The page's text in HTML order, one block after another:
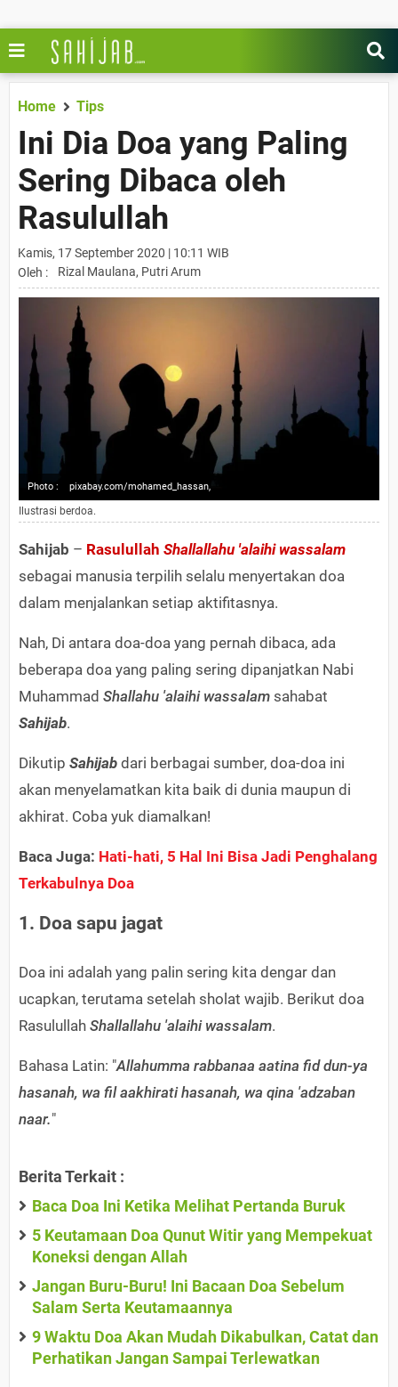
Home Tips
Ini Dia Doa yang Paling
Sering Dibaca oleh
Rasulullah
Kamis, 17 September 2020 | 10:11 WIB
Oleh :
Rizal Maulana, Putri Arum
Photo : pixabay.com/mohamed_hassan,
Ilustrasi berdoa.
Sahijab – Rasulullah Shallallahu 'alaihi wassalam
sebagai manusia terpilih selalu menyertakan doa
dalam menjalankan setiap aktifitasnya.
Nah, Di antara doa-doa yang pernah dibaca, ada
beberapa doa yang paling sering dipanjatkan Nabi
Muhammad Shallahu 'alaihi wassalam sahabat
Sahijab.
Dikutip Sahijab dari berbagai sumber, doa-doa ini
akan menyelamatkan kita baik di dunia maupun di
akhirat. Coba yuk diamalkan!
Baca Juga: Hati-hati, 5 Hal Ini Bisa Jadi Penghalang
Terkabulnya Doa
1. Doa sapu jagat
Doa ini adalah yang palin sering kita dengar dan
ucapkan, terutama setelah sholat wajib. Berikut doa
Rasulullah Shallallahu 'alaihi wassalam.
Bahasa Latin: "Allahumma rabbanaa aatina fid dun-ya
hasanah, wa fil aakhirati hasanah, wa qina 'adzaban
naar."
Berita Terkait :
Baca Doa Ini Ketika Melihat Pertanda Buruk
5 Keutamaan Doa Qunut Witir yang Mempekuat
Koneksi dengan Allah
Jangan Buru-Buru! Ini Bacaan Doa Sebelum
Salam Serta Keutamaannya
9 Waktu Doa Akan Mudah Dikabulkan, Catat dan
Perhatikan Jangan Sampai Terlewatkan